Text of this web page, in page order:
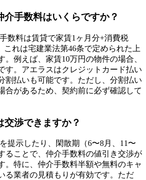
介手数料はいくらですか？
数料は賃貸で家賃1ヶ月分+消費税
これは宅建業法第46条で定められた上
。例えば、家賃10万円の物件の場合、
す。アエラスはクレジットカード払い
割払いも可能です。ただし、分割払い
合があるため、契約前に必ず確認して
交渉できますか？
提示したり、閑散期（6〜8月、11〜
ることで、仲介手数料の値引き交渉が
。特に、仲介手数料半額や無料のキャ
る業者の見積もりが有効です。ただ